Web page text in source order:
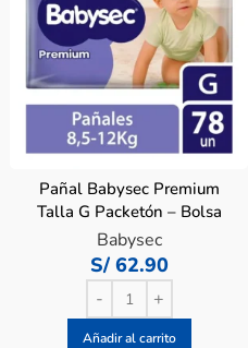
Pañal Babysec Premium
Talla G Packetón – Bolsa
78 UN
Babysec
S/62.90
Añadir al carrito